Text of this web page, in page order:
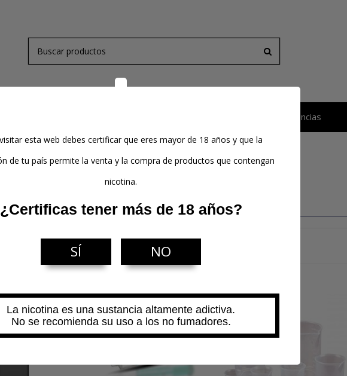
Resistencias
esta web debes certificar que eres mayor de 18 años y que la
de tu país permite la venta y la compra de productos que contengan
nicotina.
¿Certificas tener más de 18 años?
SÍ NO
La nicotina es una sustancia altamente adictiva.
No se recomienda su uso a los no fumadores.